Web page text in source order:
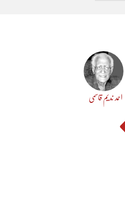
احمد ندیم قاسمی